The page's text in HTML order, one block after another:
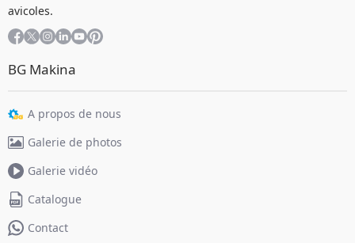
avicoles.
BG Makina
A propos de nous
Galerie de photos
Galerie vidéo
Catalogue
Contact